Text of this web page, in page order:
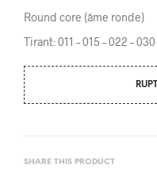
Round core (âme ronde)
Tirant: 011 – 015 – 022 –
SHARE THIS PRODUCT